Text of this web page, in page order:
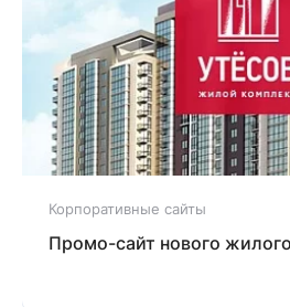
Корпоративные сайты
Промо-сайт нового